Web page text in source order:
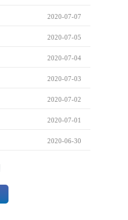
2020-07-07
2020-07-05
2020-07-04
2020-07-03
2020-07-02
2020-07-01
2020-06-30